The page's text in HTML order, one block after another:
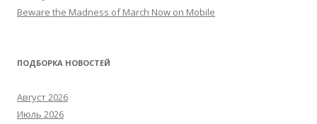
Beware the Madness of March Now on Mobile
ПОДБОРКА НОВОСТЕЙ
Август 2026
Июль 2026